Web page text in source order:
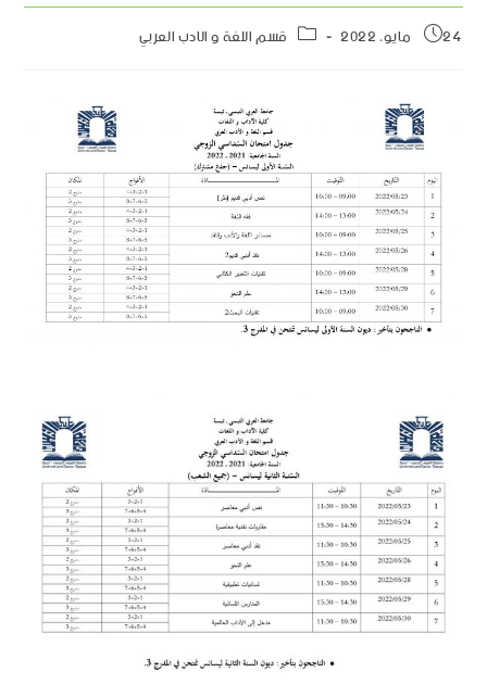
24 مايو، 2022 قسم اللغة و الادب العربي